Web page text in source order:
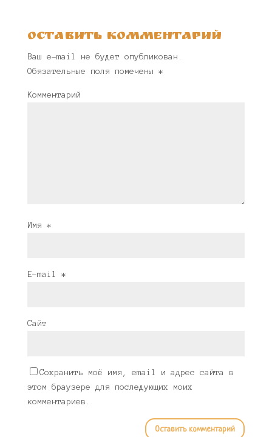
Оставить комментарий
Ваш e-mail не будет опубликован.
Обязательные поля помечены *
Комментарий
Имя *
E-mail *
Сайт
Сохранить моё имя, email и адрес сайта в
этом браузере для последующих моих
комментариев.